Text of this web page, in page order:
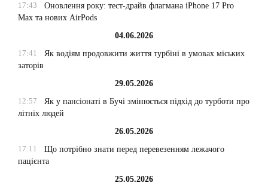
17:43
Оновлення року: тест-драйв флагмана iPhone 17 Pro
Max та нових AirPods
04.06.2026
17:41
Як водіям продовжити життя турбіні в умовах міських
заторів
29.05.2026
12:57
Як у пансіонаті в Бучі змінюється підхід до турботи про
літніх людей
26.05.2026
17:11
Що потрібно знати перед перевезенням лежачого
пацієнта
25.05.2026